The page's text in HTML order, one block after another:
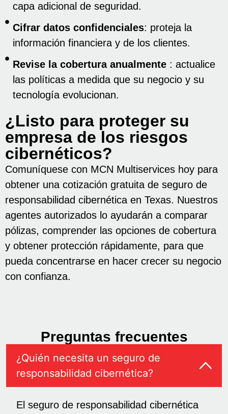
capa adicional de seguridad.
Cifrar datos confidenciales: proteja la
información financiera y de los clientes.
Revise la cobertura anualmente : actualice
las políticas a medida que su negocio y su
tecnología evolucionan.
¿Listo para proteger su
empresa de los riesgos
cibernéticos?
Comuníquese con MCN Multiservices hoy para
obtener una cotización gratuita de seguro de
responsabilidad cibernética en Texas. Nuestros
agentes autorizados lo ayudarán a comparar
pólizas, comprender las opciones de cobertura
y obtener protección rápidamente, para que
pueda concentrarse en hacer crecer su negocio
con confianza.
Preguntas frecuentes
¿Quién necesita un seguro de
responsabilidad cibernética?
El seguro de responsabilidad cibernética